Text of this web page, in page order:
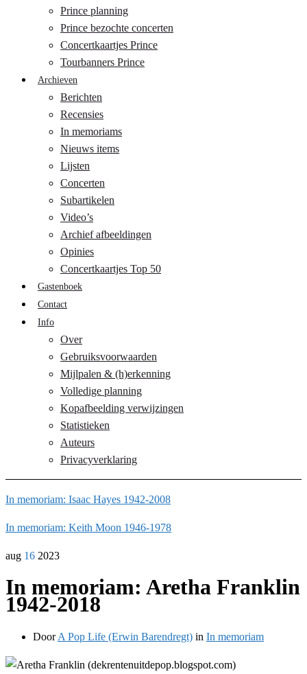
Prince planning
Prince bezochte concerten
Concertkaartjes Prince
Tourbanners Prince
Archieven
Berichten
Recensies
In memoriams
Nieuws items
Lijsten
Concerten
Subartikelen
Video’s
Archief afbeeldingen
Opinies
Concertkaartjes Top 50
Gastenboek
Contact
Info
Over
Gebruiksvoorwaarden
Mijlpalen & (h)erkenning
Volledige planning
Kopafbeelding verwijzingen
Statistieken
Auteurs
Privacyverklaring
In memoriam: Isaac Hayes 1942-2008
In memoriam: Keith Moon 1946-1978
aug 16 2023
In memoriam: Aretha Franklin
1942-2018
DoorA Pop Life (Erwin Barendregt) in In memoriam